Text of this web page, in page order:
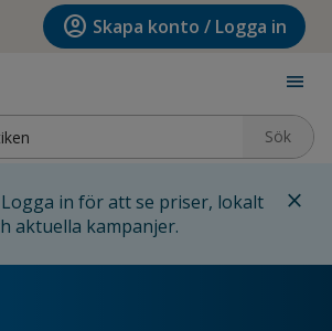
account_circle Skapa konto / Logga in
menu
Sök
in för att se priser, lokalt
aktuella kampanjer.
close